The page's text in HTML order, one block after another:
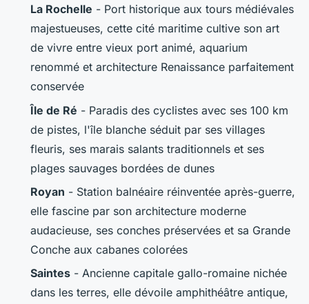
La Rochelle - Port historique aux tours médiévales
majestueuses, cette cité maritime cultive son art
de vivre entre vieux port animé, aquarium
renommé et architecture Renaissance parfaitement
conservée
Île de Ré - Paradis des cyclistes avec ses 100 km
de pistes, l'île blanche séduit par ses villages
fleuris, ses marais salants traditionnels et ses
plages sauvages bordées de dunes
Royan - Station balnéaire réinventée après-guerre,
elle fascine par son architecture moderne
audacieuse, ses conches préservées et sa Grande
Conche aux cabanes colorées
Saintes - Ancienne capitale gallo-romaine nichée
dans les terres, elle dévoile amphithéâtre antique,